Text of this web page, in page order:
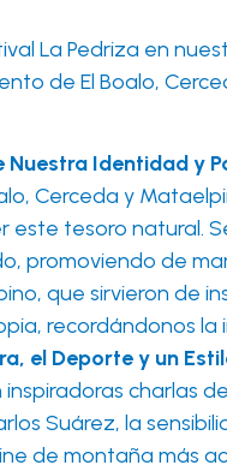
La Pedriza en
de El Boalo,
Nuestra Identidad y
Cerceda y
este tesoro natural.
promoviendo de
que sirvieron de
recordándonos
el Deporte y un
charlas
Suárez, la
de montaña más